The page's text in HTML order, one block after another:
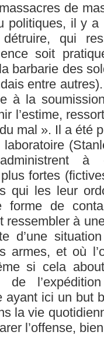
de
politiques, il y
détruire, qui
soit
barbarie des
entre
à la
l’estime,
mal ». Il a été
à
fortes
qui les leur
forme de
ressembler à
d’une
armes, et où
si cela
de
ayant ici un but
la vie
l’offense,